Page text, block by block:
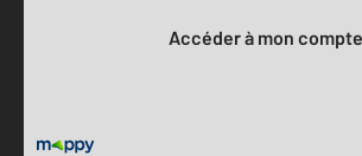
Accéder à mon compte